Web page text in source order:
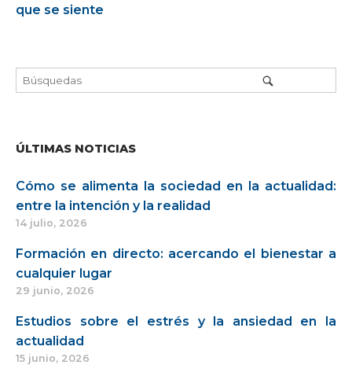
la
que se siente
ÚLTIMAS NOTICIAS
Cómo se alimenta la sociedad en la actualidad:
entre la intención y la realidad
14 julio, 2026
Formación en directo: acercando el bienestar a
cualquier lugar
29 junio, 2026
Estudios sobre el estrés y la ansiedad en la
actualidad
15 junio, 2026